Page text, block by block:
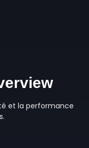
et la performance